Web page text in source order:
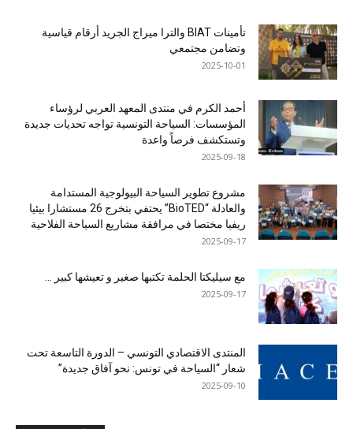
تأمينات BIAT والترا ميراج الجريد أرقام قياسية
وتضامن مجتمعي
2025-10-01
أحمد الكرم في منتدى المعهد العربي لرؤساء
المؤسسات: السياحة التونسية تواجه تحديات جديدة
وتستكشف فرصاً واعدة
2025-09-18
مشروع تطوير السياحة البيولوجية المستدامة
والعادلة “BioTED” يحتفي بتخرج 26 مستشارا بيئيا
ريفيا مختصا في مرافقة مشاريع السياحة الفلاحية
2025-09-17
مع سيليكتا الحلمة تكتبها صغير و تعيشها كبير …
2025-09-17
المنتدى الاقتصادي التونسي – الدورة التاسعة تحت
شعار “السياحة في تونس: نحو آفاق جديدة”
2025-09-10